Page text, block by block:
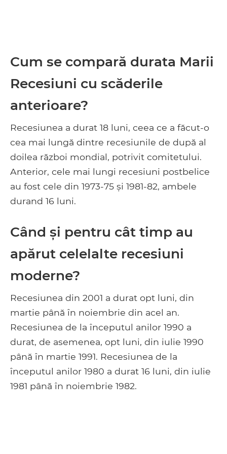
Cum se compară durata Marii
Recesiuni cu scăderile
anterioare?
Recesiunea a durat 18 luni, ceea ce a făcut-o
cea mai lungă dintre recesiunile de după al
doilea război mondial, potrivit comitetului.
Anterior, cele mai lungi recesiuni postbelice
au fost cele din 1973-75 și 1981-82, ambele
durand 16 luni.
Când și pentru cât timp au
apărut celelalte recesiuni
moderne?
Recesiunea din 2001 a durat opt ​​luni, din
martie până în noiembrie din acel an.
Recesiunea de la începutul anilor 1990 a
durat, de asemenea, opt luni, din iulie 1990
până în martie 1991. Recesiunea de la
începutul anilor 1980 a durat 16 luni, din iulie
1981 până în noiembrie 1982.